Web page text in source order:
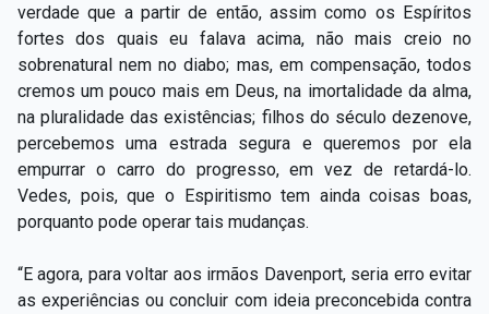
verdade que a partir de então, assim como os Espíritos
fortes dos quais eu falava acima, não mais creio no
sobrenatural nem no diabo; mas, em compensação, todos
cremos um pouco mais em Deus, na imortalidade da alma,
na pluralidade das existências; filhos do século dezenove,
percebemos uma estrada segura e queremos por ela
empurrar o carro do progresso, em vez de retardá-lo.
Vedes, pois, que o Espiritismo tem ainda coisas boas,
porquanto pode operar tais mudanças.
“E agora, para voltar aos irmãos Davenport, seria erro evitar
as experiências ou concluir com ideia preconcebida contra